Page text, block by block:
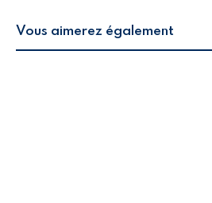
Vous aimerez également